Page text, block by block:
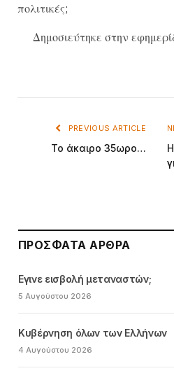
πολιτικές;
Δημοσιεύτηκε στην
PREVIOUS ARTICLE
Το άκαιρο 35ωρο…
ΠΡΌΣΦΑΤΑ ΆΡΘΡΑ
Εγινε εισβολή μεταναστών;
5 Αυγούστου 2026
Κυβέρνηση όλων των Ελλήνων
4 Αυγούστου 2026